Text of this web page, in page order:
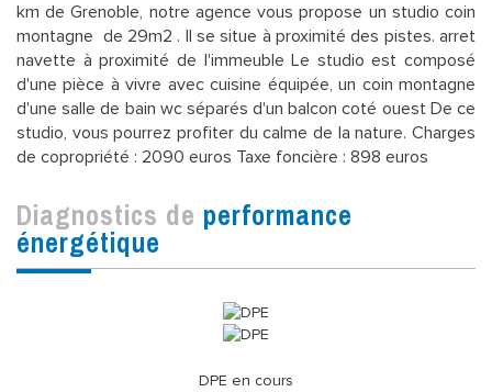
km de Grenoble, notre agence vous propose un studio coin
montagne de 29m2 . Il se situe à proximité des pistes. arret
navette à proximité de l'immeuble Le studio est composé
d'une pièce à vivre avec cuisine équipée, un coin montagne
d'une salle de bain wc séparés d'un balcon coté ouest De ce
studio, vous pourrez profiter du calme de la nature. Charges
de copropriété : 2090 euros Taxe foncière : 898 euros
diagnostics de performance
énergétique
DPE en cours